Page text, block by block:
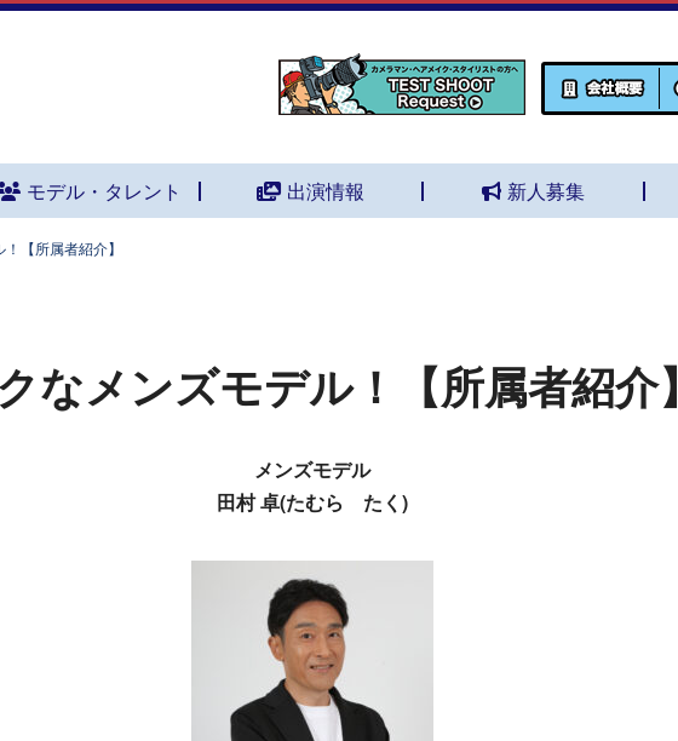
モデル・タレント 出演情報 新人募集
【所属者紹介】
なメンズモデル！【所属者紹介】
メンズモデル
田村 卓(たむら たく)